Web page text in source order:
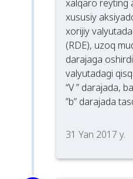
xalqaro reyting
xususiy
xorijiy
(RDE), uzoq
darajaga
valyutadagi
“V ” darajada,
”b” darajada
31 Yan 2017 y.